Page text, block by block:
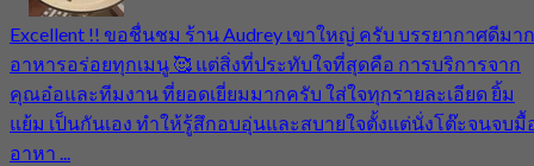
Excellent !! ขอชื่นชม ร้าน Audrey เขาใหญ่ ครับ บรรยากาศดีมาก
อาหารอร่อยทุกเมนู 🥰 แต่สิ่งที่ประทับใจที่สุดคือ การบริการจาก
คุณอ๋อและทีมงาน ที่ยอดเยี่ยมมากครับ ใส่ใจทุกรายละเอียด ยิ้ม
แย้ม เป็นกันเอง ทำให้รู้สึกอบอุ่นและสบายใจตั้งแต่นั่งโต๊ะจนจบมื้
อาหา ...